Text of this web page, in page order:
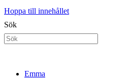
Hoppa till innehållet
Sök
Emma